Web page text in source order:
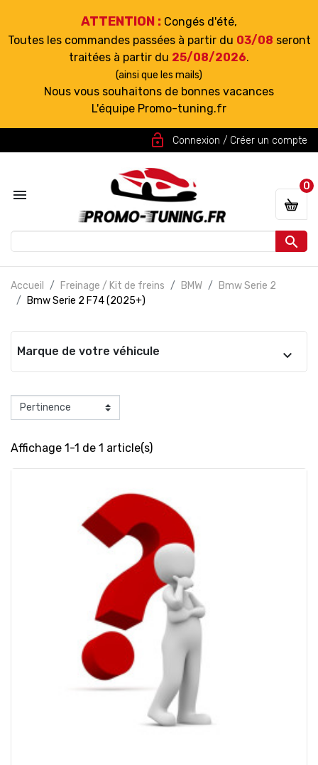
ATTENTION : Congés d'été,
Toutes les commandes passées à partir du 03/08 seront
traitées à partir du 25/08/2026.
(ainsi que les mails)
Nous vous souhaitons de bonnes vacances
L'équipe Promo-tuning.fr
lock_open Connexion / Créer un compte


0
Accueil Freinage / Kit de freins BMW
Bmw Serie 2
Bmw Serie 2 F74 (2025+)
Marque de votre véhicule
Affichage 1-1 de 1 article(s)